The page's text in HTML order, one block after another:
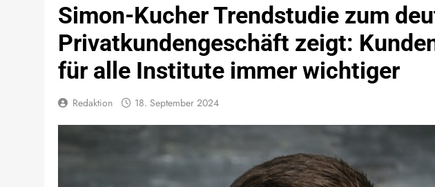
Simon-Kucher Trendstudie zum
Privatkundengeschäft zeigt:
für alle Institute immer wichtiger
Redaktion 18. September 2024